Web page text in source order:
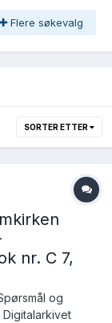
Flere søkevalg
SORTER ETTER
nr. C 7,
og